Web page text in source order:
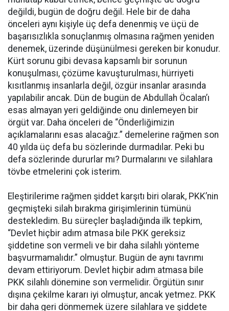
değildi, bugün de doğru değil. Hele bir de daha
önceleri aynı kişiyle üç defa denenmiş ve üçü de
başarısızlıkla sonuçlanmış olmasına rağmen yeniden
denemek, üzerinde düşünülmesi gereken bir konudur.
Kürt sorunu gibi devasa kapsamlı bir sorunun
konuşulması, çözüme kavuşturulması, hürriyeti
kısıtlanmış insanlarla değil, özgür insanlar arasında
yapılabilir ancak. Dün de bugün de Abdullah Öcalan’ı
esas almayan yeri geldiğinde onu dinlemeyen bir
örgüt var. Daha önceleri de “Önderliğimizin
açıklamalarını esas alacağız.” demelerine rağmen son
40 yılda üç defa bu sözlerinde durmadılar. Peki bu
defa sözlerinde dururlar mı? Durmalarını ve silahlara
tövbe etmelerini çok isterim.
Eleştirilerime rağmen şiddet karşıtı biri olarak, PKK’nin
geçmişteki silah bırakma girişimlerinin tümünü
destekledim. Bu süreçler başladığında ilk tepkim,
“Devlet hiçbir adım atmasa bile PKK gereksiz
şiddetine son vermeli ve bir daha silahlı yönteme
başvurmamalıdır.” olmuştur. Bugün de aynı tavrımı
devam ettiriyorum. Devlet hiçbir adım atmasa bile
PKK silahlı dönemine son vermelidir. Örgütün sınır
dışına çekilme kararı iyi olmuştur, ancak yetmez. PKK
bir daha geri dönmemek üzere silahlara ve şiddete